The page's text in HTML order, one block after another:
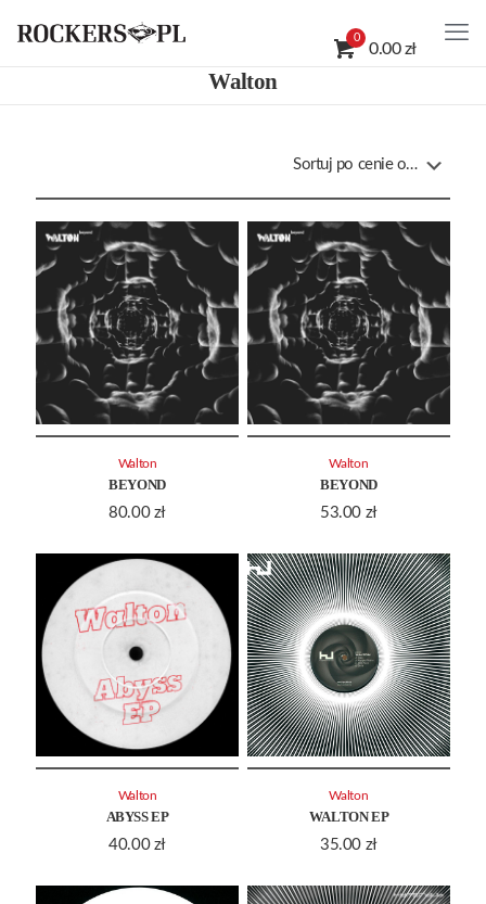
0
0.00 zł
Walton
BEYOND
80.00 zł
Walton
BEYOND
53.00 zł
Walton
ABYSS EP
40.00 zł
Walton
WALTON EP
35.00 zł
Walton